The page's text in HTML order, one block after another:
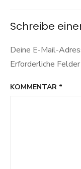
Schreibe
Deine E-Mail-
Erforderliche
KOMMENTAR *